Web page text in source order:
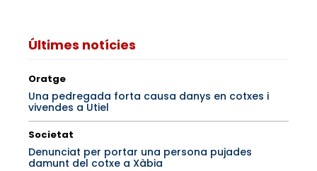
Últimes notícies
Oratge
Una pedregada forta causa danys en cotxes i
vivendes a Utiel
Societat
Denunciat per portar una persona pujades
damunt del cotxe a Xàbia